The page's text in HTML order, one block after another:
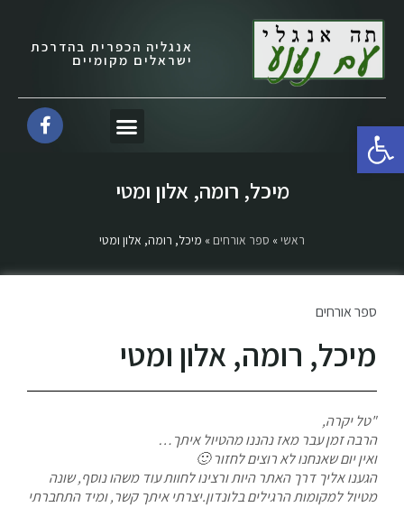
פתח סרגל נגישות
אנגליה הכפרית בהדרכת
ישראלים מקומיים
מיכל, רומה, אלון ומטי
ראשי » ספר אורחים » מיכל, רומה, אלון ומטי
ספר אורחים
מיכל, רומה, אלון ומטי
"טל יקרה,
הרבה זמן עבר מאז נהננו מהטיול איתך…
ואין יום שאנחנו לא רוצים לחזור 🙂
הגענו אליך דרך האתר היות ורצינו לחוות עוד משהו נוסף, שונה
מטיול למקומות הרגילים בלונדון.יצרתי איתך קשר, ומיד התחברתי